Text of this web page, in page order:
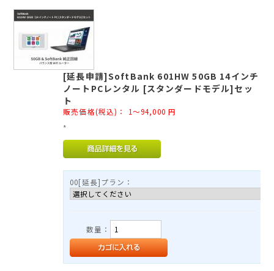
[延長申請]SoftBank 601HW 50GB 14インチ
ノートPCレンタル [スタンダードモデル]セッ
ト
販売価格(税込)： 1～94,000 円
*
00[延長]プラン：
数量：